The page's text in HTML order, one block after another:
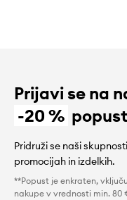
Prijavi se na
-20 %
Pridruži se naši
promocijah in izdelkih.
**Popust je enkraten,
nakupe v vrednosti min. 80